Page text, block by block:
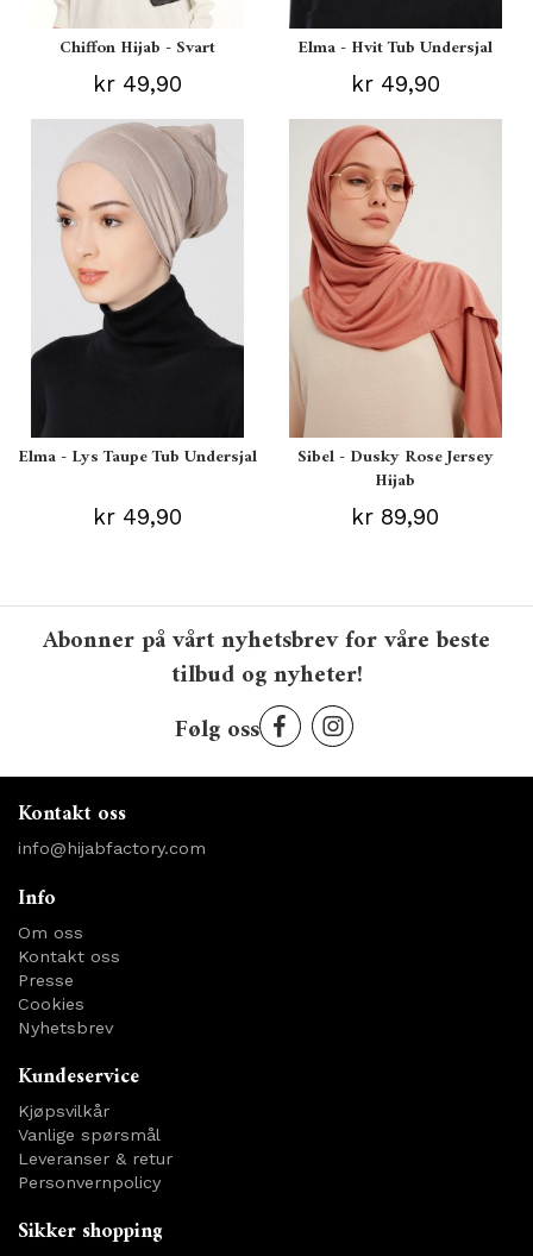
Chiffon Hijab - Svart
kr 49,90
Elma - Hvit Tub Undersjal
kr 49,90
Elma - Lys Taupe Tub Undersjal
kr 49,90
Sibel - Dusky Rose Jersey
Hijab
kr 89,90
Abonner på vårt nyhetsbrev for våre beste
tilbud og nyheter!
Følg oss
Kontakt oss
info@hijabfactory.com
Info
Om oss
Kontakt oss
Presse
Cookies
Nyhetsbrev
Kundeservice
Kjøpsvilkår
Vanlige spørsmål
Leveranser & retur
Personvernpolicy
Sikker shopping